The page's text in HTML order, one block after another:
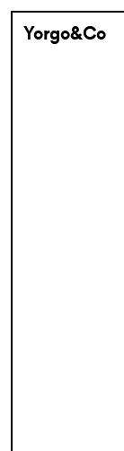
Yorgo&Co